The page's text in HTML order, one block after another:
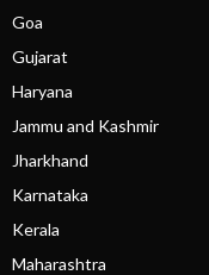
Goa
Gujarat
Haryana
Jammu and Kashmir
Jharkhand
Karnataka
Kerala
Maharashtra